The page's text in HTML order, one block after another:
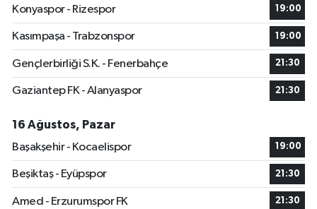
Konyaspor - Rizespor
19:00
Kasımpaşa - Trabzonspor 19:00
Gençlerbirliği S.K. - Fenerbahçe 21:30
Gaziantep FK - Alanyaspor 21:30
16 Ağustos, Pazar
Başakşehir - Kocaelispor
19:00
Beşiktaş - Eyüpspor 21:30
Amed - Erzurumspor FK 21:30